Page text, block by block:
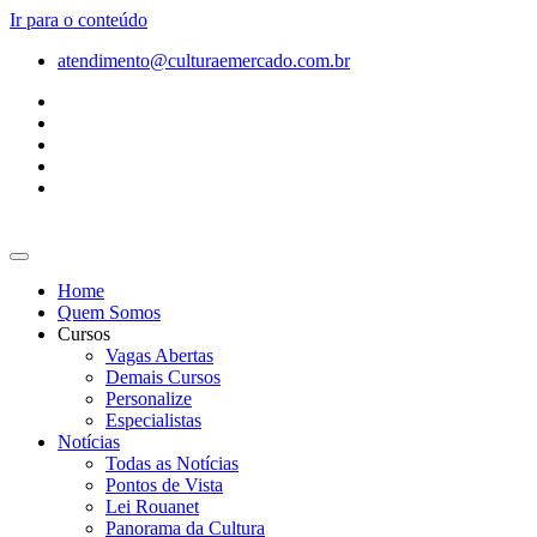
Ir para o conteúdo
atendimento@culturaemercado.com.br
Home
Quem Somos
Cursos
Vagas Abertas
Demais Cursos
Personalize
Especialistas
Notícias
Todas as Notícias
Pontos de Vista
Lei Rouanet
Panorama da Cultura